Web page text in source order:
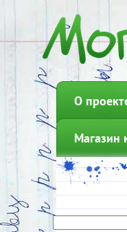
О
Магазин